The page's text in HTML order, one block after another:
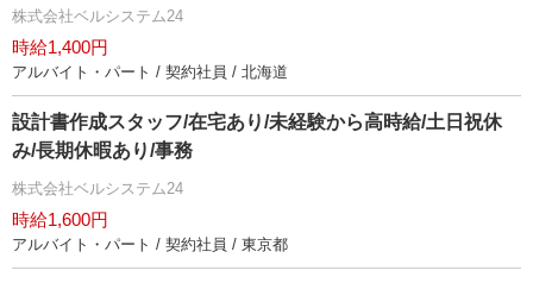
株式会社ベルシステム24
時給1,400円
アルバイト・パート / 契約社員 / 北海道
設計書作成スタッフ/在宅あり/未経験から高時給/土日祝休
み/長期休暇あり/事務
株式会社ベルシステム24
時給1,600円
アルバイト・パート / 契約社員 / 東京都